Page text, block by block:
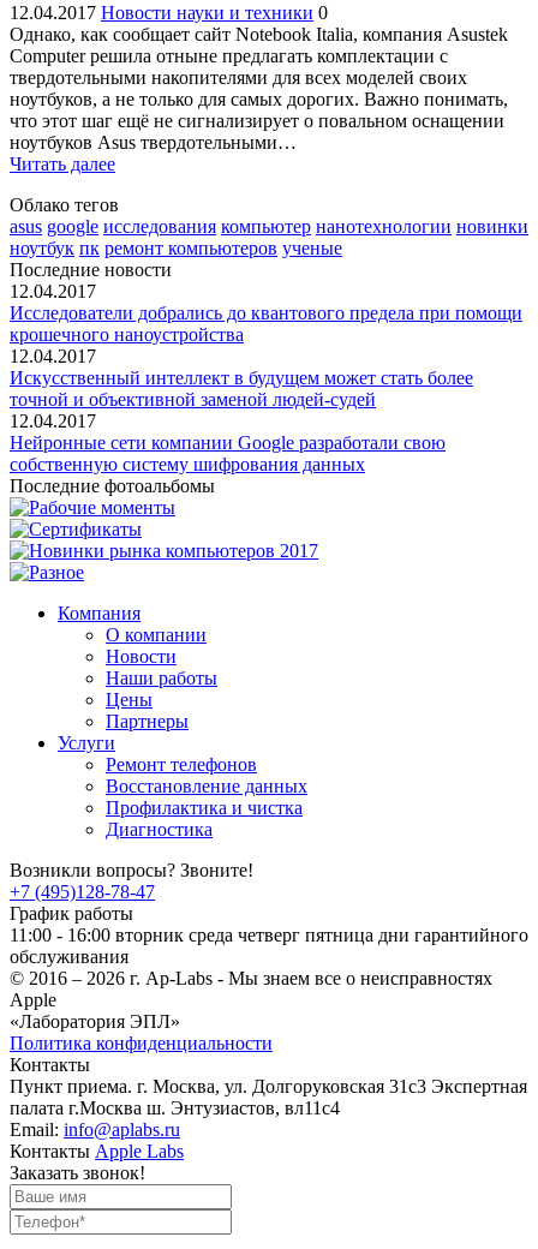
12.04.2017 Новости науки и техники 0
Однако, как сообщает сайт Notebook Italia, компания Asustek
Computer решила отныне предлагать комплектации с
твердотельными накопителями для всех моделей своих
ноутбуков, а не только для самых дорогих. Важно понимать,
что этот шаг ещё не сигнализирует о повальном оснащении
ноутбуков Asus твердотельными…
Читать далее
Облако тегов
asus google исследования компьютер нанотехнологии новинки
ноутбук пк ремонт компьютеров ученые
Последние новости
12.04.2017
Исследователи добрались до квантового предела при помощи
крошечного наноустройства
12.04.2017
Искусственный интеллект в будущем может стать более
точной и объективной заменой людей-судей
12.04.2017
Нейронные сети компании Google разработали свою
собственную систему шифрования данных
Последние фотоальбомы
Компания
О компании
Новости
Наши работы
Цены
Партнеры
Услуги
Ремонт телефонов
Восстановление данных
Профилактика и чистка
Диагностика
Возникли вопросы? Звоните!
+7 (495)128-78-47
График работы
11:00 - 16:00 вторник среда четверг пятница дни гарантийного
обслуживания
© 2016 – 2026 г. Ap-Labs - Мы знаем все о неисправностях
Apple
«Лаборатория ЭПЛ»
Политика конфиденциальности
Контакты
Пункт приема. г. Москва, ул. Долгоруковская 31с3 Экспертная
палата г.Москва ш. Энтузиастов, вл11с4
Email: info@aplabs.ru
Контакты Apple Labs
Заказать звонок!